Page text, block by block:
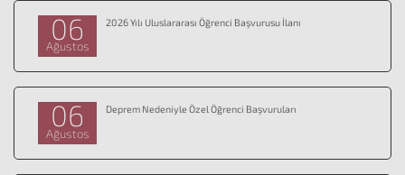
06
Ağustos
2026 Yılı Uluslararası Öğrenci Başvurusu İlanı
06
Ağustos
Deprem Nedeniyle Özel Öğrenci Başvuruları